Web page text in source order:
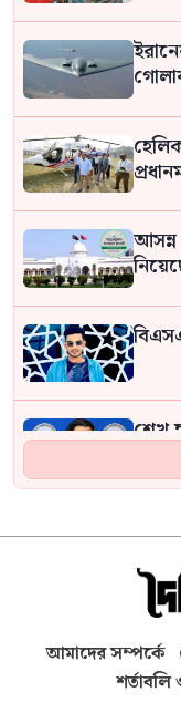
আসন্ন
শেখ
আমাদের সম্পর্কে
শর্তাবলি